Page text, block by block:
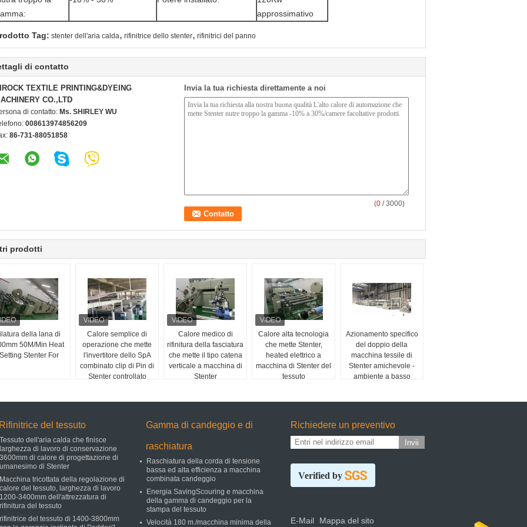
approssimativo
Tag: stenter dell'aria calda, rifinitrice dello stenter, rifinitrici del panno
di contatto
TEXTILE PRINTING&DYEING
CO.,LTD
di contatto: Ms. SHIRLEY WU
008613974856209
86-731-88051858
Invia la tua richiesta direttamente a noi
(0 / 3000)
prodotti
della lana di
50M/Min Heat
Setting Stenter For
Calore semplice di
operazione che mette
l'invertitore dello SpA
combinato clip di Pin di
Stenter controllato
Calore medico di
rifinitura della fasciatura
che mette il tipo catena
verticale a macchina di
Stenter
Calore alta tecnologia
che mette Stenter,
heated elettrico a
macchina di Stenter del
tessuto
Azionamento specifico
del doppio della
macchina tessile di
Stenter amichevole -
ambiente a basso
Rifinitrice del tessuto
Tessuto dell'aria calda che finisce
larghezza di lavoro di conservazione
3600mm di calore di progettazione di
umanesimo di Stenter
Macchina tricottata della regolazione di
calore del tessuto, larghezza di lavoro
1200-3400mm dell'attrezzatura di
rifinitura del tessuto
rifinitrice del tessuto di 1400-3800mm
Gamma di candeggio e di
raschiatura
Raschiatura della corda di tensione
bassa ed alta efficienza a macchina
combinata candeggio
Energia SavingScouring e macchina
della gamma di candeggio per la
stampa del tessuto
Velocità 180 m./macchina minima della
Richiedere un preventivo
Invii
Verified by
E-Mail Mappa del sito